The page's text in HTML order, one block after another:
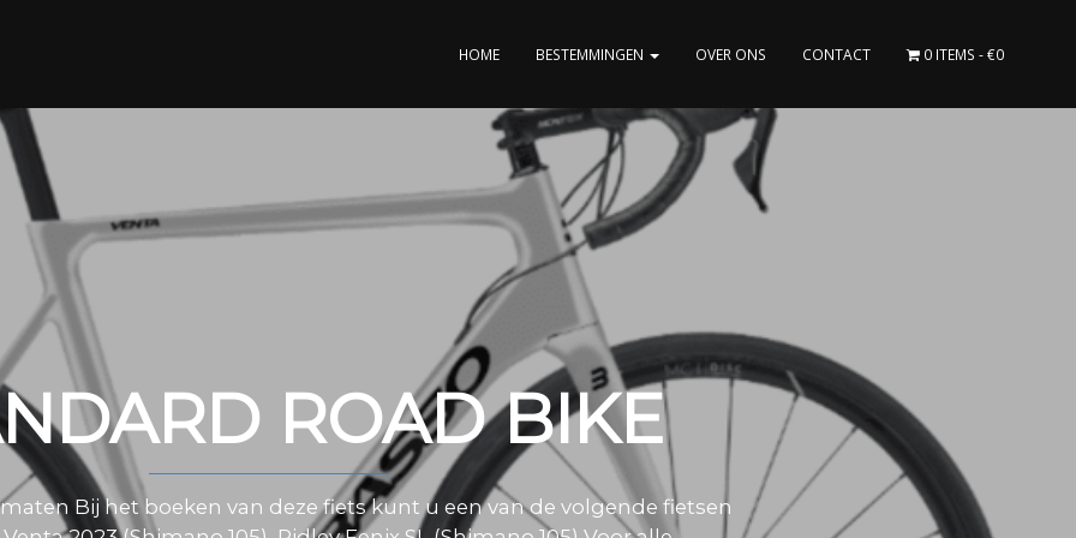
HOME BESTEMMINGEN OVER ONS CONTACT 0 ITEMS €0
ROAD BIKE
Bij het boeken van deze fiets kunt u een van de volgende fietsen